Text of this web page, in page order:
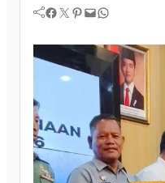
Facebook Twitter Pinterest Mail WhatsApp